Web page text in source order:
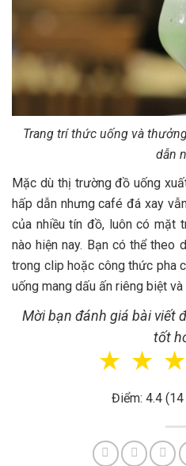
Trang trí thức uống và
dẫn
Mặc dù thị trường đồ uống
hấp dẫn nhưng café đá xay
của nhiều tín đồ, luôn có mặt
nào hiện nay. Bạn có thể theo
trong clip hoặc công thức pha
uống mang dấu ấn riêng biệt
Mời bạn đánh giá bài viết
tốt
☆
☆
☆
Điểm: 4.4